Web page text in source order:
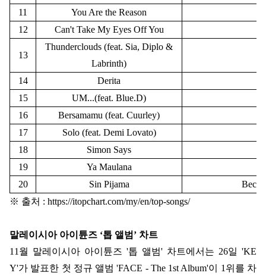
11
You Are the Reason
12
Can't Take My Eyes Off You
13
Thunderclouds (feat. Sia, Diplo &
Labrinth)
14
Derita
15
UM...(feat. Blue.D)
16
Bersamamu (feat. Cuurley)
17
Solo (feat. Demi Lovato)
18
Simon Says
19
Ya Maulana
20
Sin Pijama
※ 출처 : https://itopchart.com/my/en/top-songs/
말레이시아 아이튠즈 ‘톱 앨범’ 차트
11 월 말레이시아 아이튠즈 '톱 앨범' 차트에서는 26일 'KE
Y'가 발표한 첫 정규 앨범'FACE - The 1st Album'이 1 위를 차